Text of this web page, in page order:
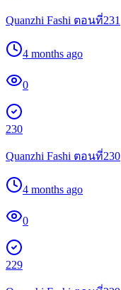
Quanzhi Fashi ตอนที่231
4 months ago
0
230
Quanzhi Fashi ตอนที่230
4 months ago
0
229